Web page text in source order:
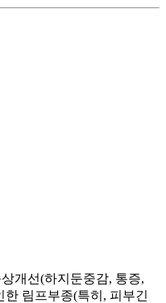
개선(하지둔중감, 통증,
림프부종(특히, 피부긴